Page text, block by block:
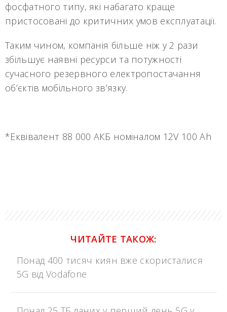
фосфатного типу, які набагато краще
пристосовані до критичних умов експлуатації.
Таким чином, компанія більше ніж у 2 рази
збільшує наявні ресурси та потужності
сучасного резервного електропостачання
об’єктів мобільного зв’язку.
*Еквівалент 88 000 АКБ номіналом 12V 100 Ah
ЧИТАЙТЕ ТАКОЖ:
Понад 400 тисяч киян вже скористалися
5G від Vodafone